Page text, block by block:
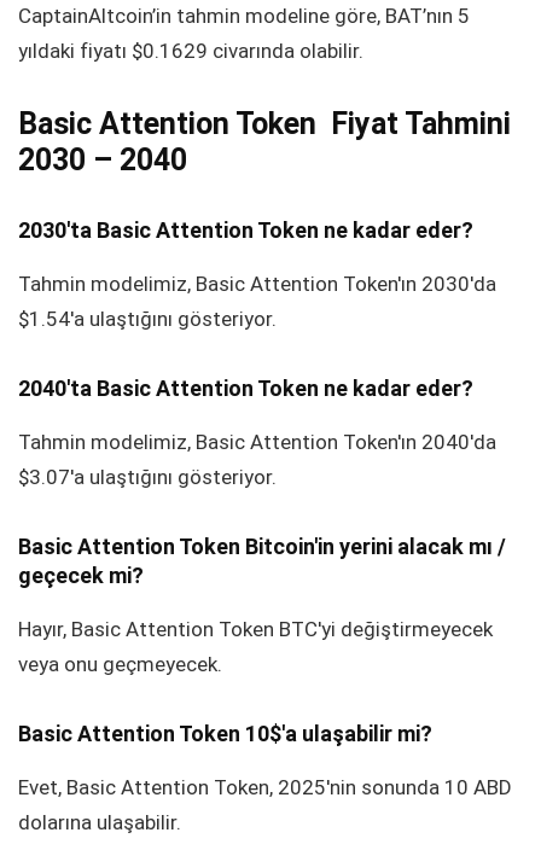
CaptainAltcoin’in tahmin modeline göre, BAT’nın 5
yıldaki fiyatı $0.1629 civarında olabilir.
Basic Attention Token Fiyat Tahmini
2030 – 2040
2030'ta Basic Attention Token ne kadar eder?
Tahmin modelimiz, Basic Attention Token'ın 2030'da
$1.54'a ulaştığını gösteriyor.
2040'ta Basic Attention Token ne kadar eder?
Tahmin modelimiz, Basic Attention Token'ın 2040'da
$3.07'a ulaştığını gösteriyor.
Basic Attention Token Bitcoin'in yerini alacak mı /
geçecek mi?
Hayır, Basic Attention Token BTC'yi değiştirmeyecek
veya onu geçmeyecek.
Basic Attention Token 10$'a ulaşabilir mi?
Evet, Basic Attention Token, 2025'nin sonunda 10 ABD
dolarına ulaşabilir.